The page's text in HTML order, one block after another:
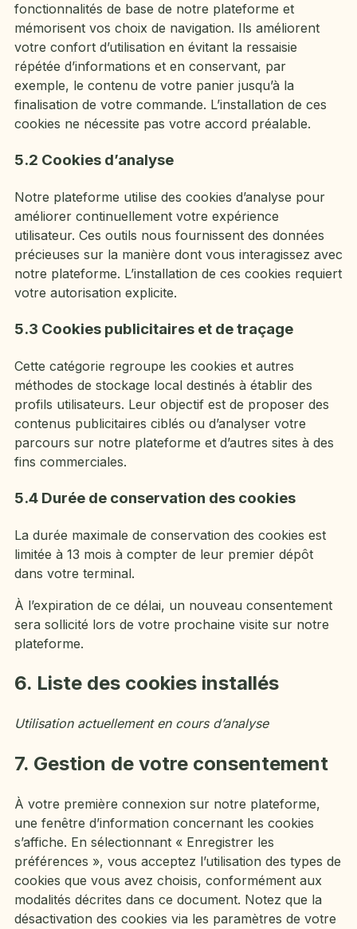
fonctionnalités de base de notre plateforme et
mémorisent vos choix de navigation. Ils améliorent
votre confort d’utilisation en évitant la ressaisie
répétée d’informations et en conservant, par
exemple, le contenu de votre panier jusqu’à la
finalisation de votre commande. L’installation de ces
cookies ne nécessite pas votre accord préalable.
5.2 Cookies d’analyse
Notre plateforme utilise des cookies d’analyse pour
améliorer continuellement votre expérience
utilisateur. Ces outils nous fournissent des données
précieuses sur la manière dont vous interagissez avec
notre plateforme. L’installation de ces cookies requiert
votre autorisation explicite.
5.3 Cookies publicitaires et de traçage
Cette catégorie regroupe les cookies et autres
méthodes de stockage local destinés à établir des
profils utilisateurs. Leur objectif est de proposer des
contenus publicitaires ciblés ou d’analyser votre
parcours sur notre plateforme et d’autres sites à des
fins commerciales.
5.4 Durée de conservation des cookies
La durée maximale de conservation des cookies est
limitée à 13 mois à compter de leur premier dépôt
dans votre terminal.
À l’expiration de ce délai, un nouveau consentement
sera sollicité lors de votre prochaine visite sur notre
plateforme.
6. Liste des cookies installés
Utilisation actuellement en cours d’analyse
7. Gestion de votre consentement
À votre première connexion sur notre plateforme,
une fenêtre d’information concernant les cookies
s’affiche. En sélectionnant « Enregistrer les
préférences », vous acceptez l’utilisation des types de
cookies que vous avez choisis, conformément aux
modalités décrites dans ce document. Notez que la
désactivation des cookies via les paramètres de votre